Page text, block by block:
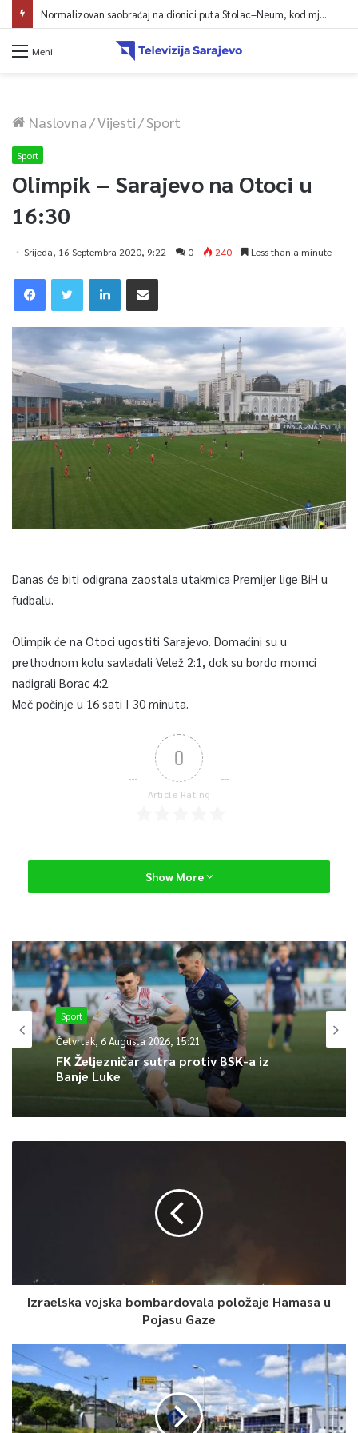
Normalizovan saobraćaj na dionici puta Stolac–Neum, kod mjesta Udora, nakon nezgode
Meni
Naslovna/Vijesti/Sport
Sport
Olimpik – Sarajevo na Otoci u
16:30
Srijeda, 16 Septembra 2020, 9:22 0 240 Less than a minute
Danas će biti odigrana zaostala utakmica Premijer lige BiH u
fudbalu.
Olimpik će na Otoci ugostiti Sarajevo. Domaćini su u
prethodnom kolu savladali Velež 2:1, dok su bordo momci
nadigrali Borac 4:2.
Meč počinje u 16 sati I 30 minuta.
0
Article Rating
Show More
Sport
Četvrtak, 6 Augusta 2026, 15:21
FK Željezničar sutra protiv BSK-a iz
Banje Luke
Izraelska vojska bombardovala položaje Hamasa u
Pojasu Gaze